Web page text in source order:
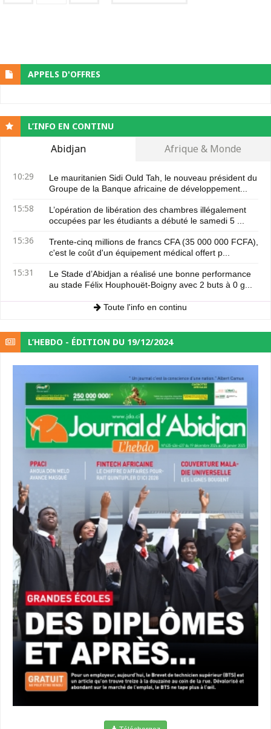
APPELS D'OFFRES
L’INFO EN CONTINU
Abidjan Afrique & Monde
10:29
Le mauritanien Sidi Ould Tah, le nouveau président du
Groupe de la Banque africaine de développement...
15:58
L’opération de libération des chambres illégalement
occupées par les étudiants a débuté le samedi 5 ...
15:36
Trente-cinq millions de francs CFA (35 000 000 FCFA),
c'est le coût d'un équipement médical offert p...
15:31
Le Stade d’Abidjan a réalisé une bonne performance
au stade Félix Houphouët-Boigny avec 2 buts à 0 g...
Toute l'info en continu
L’HEBDO - ÉDITION DU 19/12/2024